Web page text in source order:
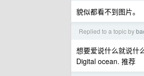
貌似都看不到图片。
Replied to a topic by
想要爱说什么就说什
Digital ocean. 推荐